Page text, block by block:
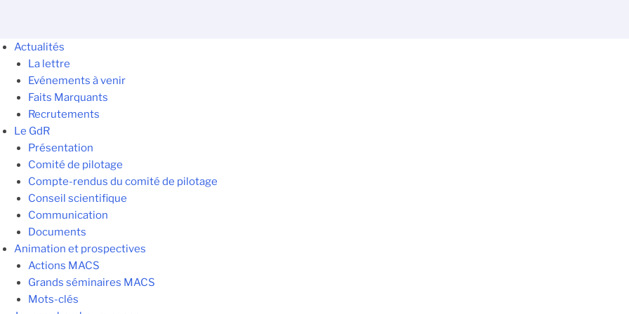
Actualités
La lettre
Evénements à venir
Faits Marquants
Recrutements
Le GdR
Présentation
Comité de pilotage
Compte-rendus du comité de pilotage
Conseil scientifique
Communication
Documents
Animation et prospectives
Actions MACS
Grands séminaires MACS
Mots-clés